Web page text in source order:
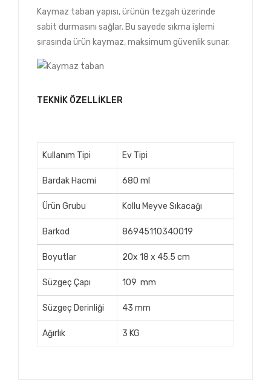
Kaymaz taban yapısı, ürünün tezgah üzerinde
sabit durmasını sağlar. Bu sayede sıkma işlemi
sırasında ürün kaymaz, maksimum güvenlik sunar.
TEKNIK ÖZELLIKLER
Kullanım Tipi Ev Tipi
Bardak Hacmi 680 ml
Ürün Grubu Kollu Meyve Sıkacağı
Barkod 86945110340019
Boyutlar 20x 18 x 45.5 cm
Süzgeç Çapı 109 mm
Süzgeç Derinliği 43 mm
Ağırlık 3 KG